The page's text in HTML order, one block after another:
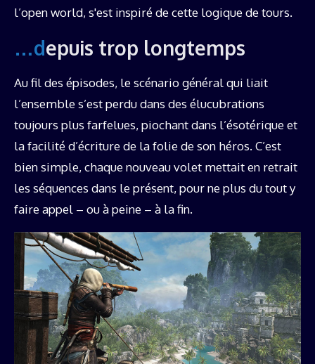
l’open world, s'est inspiré de cette logique de tours.
…depuis trop longtemps
Au fil des épisodes, le scénario général qui liait
l’ensemble s’est perdu dans des élucubrations
toujours plus farfelues, piochant dans l’ésotérique et
la facilité d’écriture de la folie de son héros. C’est
bien simple, chaque nouveau volet mettait en retrait
les séquences dans le présent, pour ne plus du tout y
faire appel – ou à peine – à la fin.